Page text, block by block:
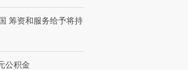
筹资和服务给予将持
公积金